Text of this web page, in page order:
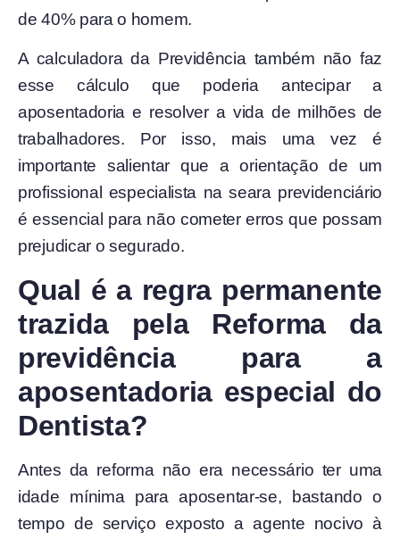
de 40% para o homem.
A calculadora da Previdência também não faz
esse cálculo que poderia antecipar a
aposentadoria e resolver a vida de milhões de
trabalhadores. Por isso, mais uma vez é
importante salientar que a orientação de um
profissional especialista na seara previdenciário
é essencial para não cometer erros que possam
prejudicar o segurado.
Qual é a regra permanente
trazida pela Reforma da
previdência para a
aposentadoria especial do
Dentista?
Antes da reforma não era necessário ter uma
idade mínima para aposentar-se, bastando o
tempo de serviço exposto a agente nocivo à